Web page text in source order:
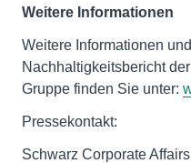
Weitere Informationen
Weitere Informationen
Nachhaltigkeitsbericht
Gruppe finden Sie unter:
Pressekontakt:
Schwarz Corporate